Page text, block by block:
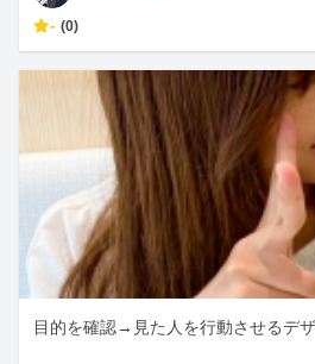
- (0)
目的を確認→見た人を行動させるデ